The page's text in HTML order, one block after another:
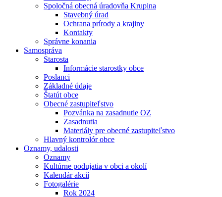
Spoločná obecná úradovňa Krupina
Stavebný úrad
Ochrana prírody a krajiny
Kontakty
Správne konania
Samospráva
Starosta
Informácie starostky obce
Poslanci
Základné údaje
Štatút obce
Obecné zastupiteľstvo
Pozvánka na zasadnutie OZ
Zasadnutia
Materiály pre obecné zastupiteľstvo
Hlavný kontrolór obce
Oznamy, udalosti
Oznamy
Kultúrne podujatia v obci a okolí
Kalendár akcií
Fotogalérie
Rok 2024